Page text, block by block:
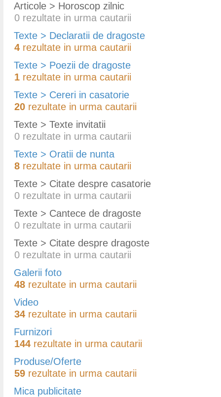
Articole > Horoscop zilnic
0 rezultate in urma cautarii
Texte > Declaratii de dragoste
4 rezultate in urma cautarii
Texte > Poezii de dragoste
1 rezultate in urma cautarii
Texte > Cereri in casatorie
20 rezultate in urma cautarii
Texte > Texte invitatii
0 rezultate in urma cautarii
Texte > Oratii de nunta
8 rezultate in urma cautarii
Texte > Citate despre casatorie
0 rezultate in urma cautarii
Texte > Cantece de dragoste
0 rezultate in urma cautarii
Texte > Citate despre dragoste
0 rezultate in urma cautarii
Galerii foto
48 rezultate in urma cautarii
Video
34 rezultate in urma cautarii
Furnizori
144 rezultate in urma cautarii
Produse/Oferte
59 rezultate in urma cautarii
Mica publicitate